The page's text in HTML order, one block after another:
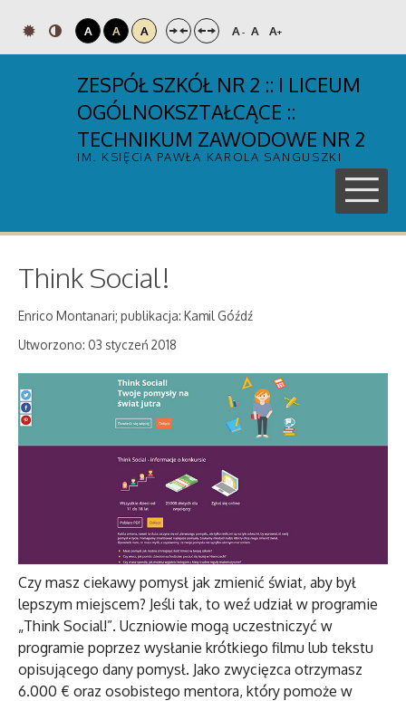
A A A A- A A+
ZESPÓŁ SZKÓŁ NR 2 :: I LICEUM
OGÓLNOKSZTAŁCĄCE ::
TECHNIKUM ZAWODOWE NR 2
IM. KSIĘCIA PAWŁA KAROLA SANGUSZKI
Think Social!
Enrico Montanari; publikacja: Kamil Góźdź
Utworzono: 03 styczeń 2018
Czy masz ciekawy pomysł jak zmienić świat, aby był
lepszym miejscem? Jeśli tak, to weź udział w programie
„Think Social!”. Uczniowie mogą uczestniczyć w
programie poprzez wysłanie krótkiego filmu lub tekstu
opisującego dany pomysł. Jako zwycięzca otrzymasz
6.000 € oraz osobistego mentora, który pomoże w